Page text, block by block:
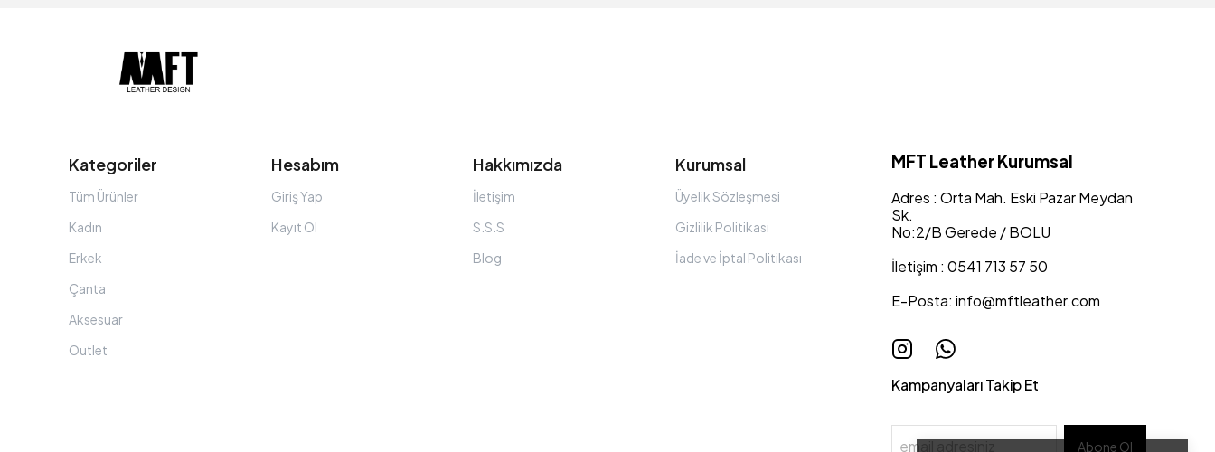
Kategoriler
Tüm Ürünler
Kadın
Erkek
Çanta
Aksesuar
Outlet
Hesabım
Giriş Yap
Kayıt Ol
Hakkımızda
İletişim
S.S.S
Blog
Kurumsal
Üyelik Sözleşmesi
Gizlilik Politikası
İade ve İptal Politikası
MFT Leather Kurumsal
Adres : Orta Mah. Eski Pazar Meydan
Sk.
No:2/B Gerede / BOLU
İletişim : 0541 713 57 50
E-Posta: info@mftleather.com
Kampanyaları Takip Et
Abone Ol